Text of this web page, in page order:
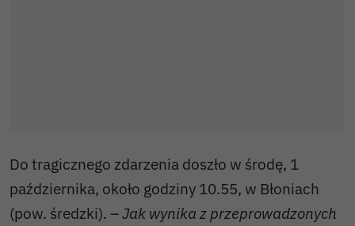
Do tragicznego zdarzenia doszło w środę, 1
października, około godziny 10.55, w Błoniach
(pow. średzki). –Jak wynika z przeprowadzonych